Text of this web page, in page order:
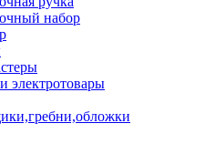
набор
электротовары